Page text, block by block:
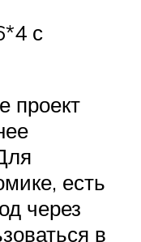
с
проект
есть
через
в